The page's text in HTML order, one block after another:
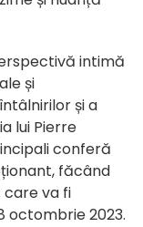
intimă
și
și a
lui Pierre
conferă
făcând
va fi
octombrie 2023.